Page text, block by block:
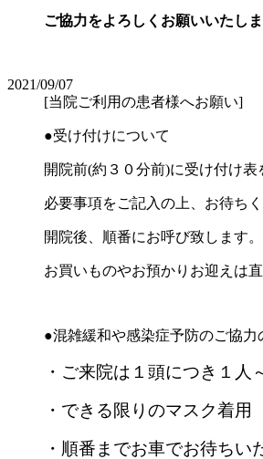
ご協力をよろしくお願いいたしま
2021/09/07
[当院ご利用の患者様へお願い]
●受け付けについて
開院前(約３０分前)に受け付け表
必要事項をご記入の上、お待ちく
開院後、順番にお呼び致します。
お買いものやお預かりお迎えは
●混雑緩和や感染症予防のご協力
・ご来院は１頭につき１ 人
・できる限りのマスク着用
・順番までお車でお待ちい